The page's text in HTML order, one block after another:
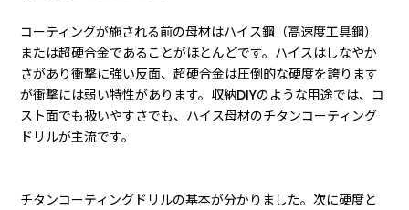
コーティングが施される前の母材はハイス鋼（高速度工具鋼）
または超硬合金であることがほとんどです。ハイスはしなやか
さがあり衝撃に強い反面、超硬合金は圧倒的な硬度を誇ります
が衝撃には弱い特性があります。収納DIYのような用途では、コ
スト面でも扱いやすさでも、ハイス母材のチタンコーティング
ドリルが主流です。
チタンコーティングドリルの基本が分かりました。次に硬度と